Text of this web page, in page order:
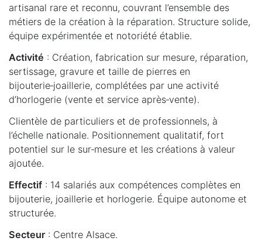
artisanal rare et reconnu, couvrant l’ensemble des
métiers de la création à la réparation. Structure solide,
équipe expérimentée et notoriété établie.
Activité : Création, fabrication sur mesure, réparation,
sertissage, gravure et taille de pierres en
bijouterie‑joaillerie, complétées par une activité
d’horlogerie (vente et service après‑vente).
Clientèle de particuliers et de professionnels, à
l’échelle nationale. Positionnement qualitatif, fort
potentiel sur le sur‑mesure et les créations à valeur
ajoutée.
Effectif : 14 salariés aux compétences complètes en
bijouterie, joaillerie et horlogerie. Équipe autonome et
structurée.
Secteur: Centre Alsace.